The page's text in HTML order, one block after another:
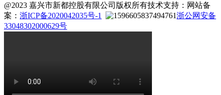
@2023 嘉兴市新都控股有限公司版权所有技术支持： 网站备
案： 浙ICP备2020042035号-1
浙公网安备
33048302000629号